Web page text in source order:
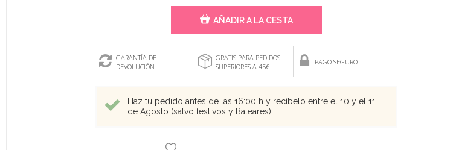
AÑADIR A LA CESTA
GARANTÍA DE
DEVOLUCIÓN
GRATIS PARA PEDIDOS
SUPERIORES A 45€
PAGO SEGURO
Haz tu pedido antes de las 16:00 h y recíbelo entre el 10 y el 11
de Agosto (salvo festivos y Baleares)